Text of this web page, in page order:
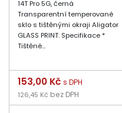
14T Pro 5G, černá
Transparentní temperované
sklo s tištěnými okraji Aligator
GLASS PRINT. Specifikace *
Tištěné...
Cena
153,00 Kč s DPH
126,45 Kč bez DPH